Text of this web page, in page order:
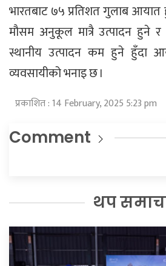
भारतबाट ७५ प्रतिशत गुलाब
मौसम अनुकूल मात्रै उत्पादन हुने
स्थानीय उत्पादन कम हुने हुँदा
व्यवसायीको भनाइ छ ।
प्रकाशित : 14 February, 2025 5:23 pm
Comment
थप